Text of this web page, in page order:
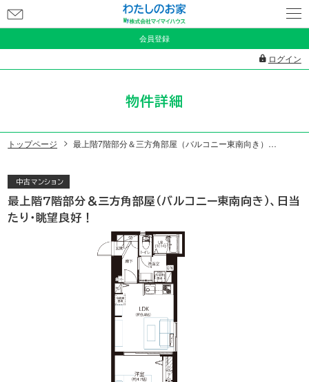
会員登録
ログイン
問
い
合
物件詳細
トップページ 最上階7階部分＆三方角部屋（バルコニー東南向き）、日当たり・眺望良好！
中古マンション
最上階7階部分＆三方角部屋（バルコニー東南向き）、日当
たり・眺望良好！